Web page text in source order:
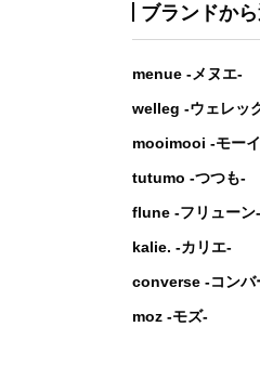
ブランドか
menue -メヌエ-
welleg -ウェレッ
mooimooi -モー
tutumo -つつも-
flune -フリューン-
kalie. -カリエ-
converse -コンバ
moz -モズ-